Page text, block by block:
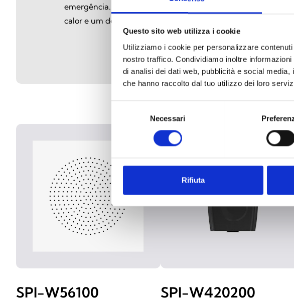
Questo sito web utilizza i cookie
Utilizziamo i cookie per personalizzare
nostro traffico. Condividiamo inoltre
di analisi dei dati web, pubblicità e social
che hanno raccolto dal tuo utilizzo dei loro
Necessari
Rifiuta
emergência. Conforme à norma EN 54‑24, oferecem
calor e um desempenho áudio impecável.
SPI-W56100 SPI-W420200